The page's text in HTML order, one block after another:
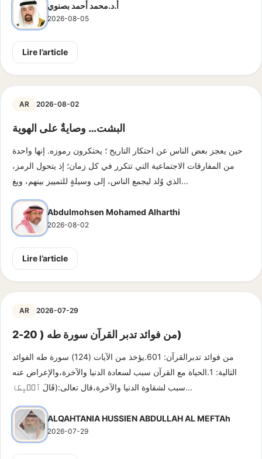
أ.د.محمد أحمد بصنوي
2026-08-05
Lire l’article
AR 2026-08-02
البشت… وصايةٌ على الهوية
حين يعجز بعض الناس عن احتكار التاريخ ؛ يحتكرون رموزه. إنها واحدة
من المفارقات الاجتماعية التي تتكرر في كل زمان؛ إذ يتحول الرمز،
الذي وُلد ليجمع الناس، إلى وسيلةٍ للتمييز بينهم، ويغ...
Abdulmohsen Mohamed Alharthi
2026-08-02
Lire l’article
AR 2026-07-29
من فوائد تدبر القرآن سورة طه ( 20-2)
من فوائد تدبرالقرآن: 601.يؤخذ من الآيات (124) سورة طه الفوائد
التالية: 1.الحياة مع القرآن سبب لسعادة الدنيا والآخرة،والإعراض عنه
سبب لشقاوة الدنيا والآخرة،قال تعالى:(قَالَ ٱهۡبِطَا...
ALQAHTANIA HUSSIEN ABDULLAH AL MEFTAh
2026-07-29